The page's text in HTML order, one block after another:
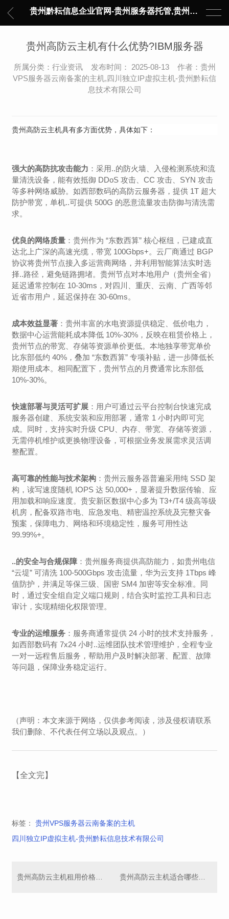
贵州黔耘信息企业官网-贵州服务器托管,贵州主机托管,云服务器托管,数据中心托管,网络设备托管,服务器租用,托管服务提供商,服务器管理-黔耘信息 贵州数据中心机柜租用-专业贵州IDC托管服务器维修
贵州高防云主机有什么优势?IBM服务器
所属分类：行业资讯 发布时间： 2025-08-13 作者：贵州
VPS服务器云南备案的主机,四川独立IP虚拟主机-贵州黔耘信
息技术有限公司
贵州高防云主机具有多方面优势，具体如下：
强大的高防抗攻击能力 ：采用..的防火墙、入侵检测系统和流
量清洗设备，能有效抵御 DDoS 攻击、CC 攻击、SYN 攻击
等多种网络威胁。如西部数码的高防云服务器，提供 1T 超大
防护带宽，单机..可提供 500G 的恶意流量攻击防御与清洗需
求。
优良的网络质量 ：贵州作为 “东数西算” 核心枢纽，已建成直
达北上广深的高速光缆，带宽 100Gbps+。云厂商通过 BGP
协议将贵州节点接入多运营商网络，并利用智能算法实时选
择..路径，避免链路拥堵。贵州节点对本地用户（贵州全省）
延迟通常控制在 10-30ms，对四川、重庆、云南、广西等邻
近省市用户，延迟保持在 30-60ms。
成本效益显著 ：贵州丰富的水电资源提供稳定、低价电力，
数据中心运营能耗成本降低 10%-30%，反映在租赁价格上，
贵州节点的带宽、存储等资源单价更低。本地独享带宽单价
比东部低约 40%，叠加 “东数西算” 专项补贴，进一步降低长
期使用成本。相同配置下，贵州节点的月费通常比东部低
10%-30%。
快速部署与灵活可扩展 ：用户可通过云平台控制台快速完成
服务器创建、系统安装和应用部署，通常 1 小时内即可完
成。同时，支持实时升级 CPU、内存、带宽、存储等资源，
无需停机维护或更换物理设备，可根据业务发展需求灵活调
整配置。
高可靠的性能与技术架构 ：贵州云服务器普遍采用纯 SSD 架
构，读写速度随机 IOPS 达 50,000+，显著提升数据传输、应
用加载和响应速度。贵安新区数据中心多为 T3+/T4 级高等级
机房，配备双路市电、应急发电、精密温控系统及完整灾备
预案，保障电力、网络和环境稳定性，服务可用性达
99.99%+。
..的安全与合规保障 ：贵州服务商提供高防能力，如贵州电信
“云堤” 可清洗 100-500Gbps 攻击流量，华为云支持 1Tbps 峰
值防护，并满足等保三级、国密 SM4 加密等安全标准。同
时，通过安全组自定义端口规则，结合实时监控工具和日志
审计，实现精细化权限管理。
专业的运维服务 ：服务商通常提供 24 小时的技术支持服务，
如西部数码有 7x24 小时..运维团队技术管理维护，全程专业
一对一远程售后服务，帮助用户及时解决部署、配置、故障
等问题，保障业务稳定运行。
（声明：本文来源于网络，仅供参考阅读，涉及侵权请联系
我们删除、不代表任何立场以及观点。）
【全文完】
标签：
贵州VPS服务器云南备案的主机
四川独立IP虚拟主机-贵州黔耘信息技术有限公司